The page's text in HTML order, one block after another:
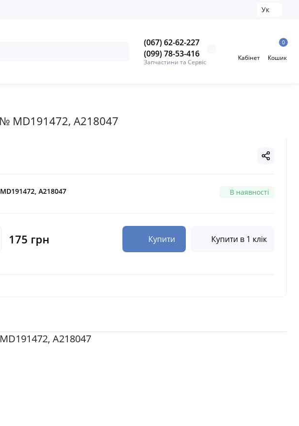
Ук
(067) 62-62-227
(099) 78-53-416
Запчастини та Сервіс Кабінет
0
Кошик
MD191472, A218047
MD191472, A218047 В наявності
175 грн Купити Купити в 1 клік
A218047